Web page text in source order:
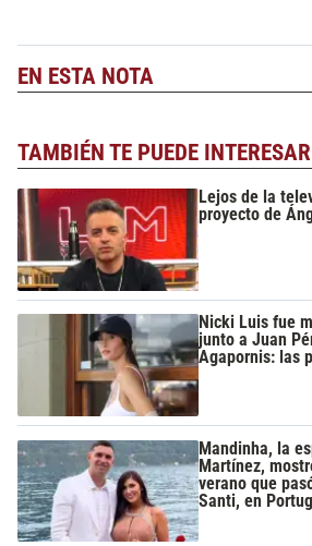
EN ESTA NOTA
TAMBIÉN TE PUEDE INTERESAR
Lejos de la
proyecto de
Nicki Luis fue
junto a Juan
Agapornis: las
Mandinha, la
Martínez,
verano que
Santi, en